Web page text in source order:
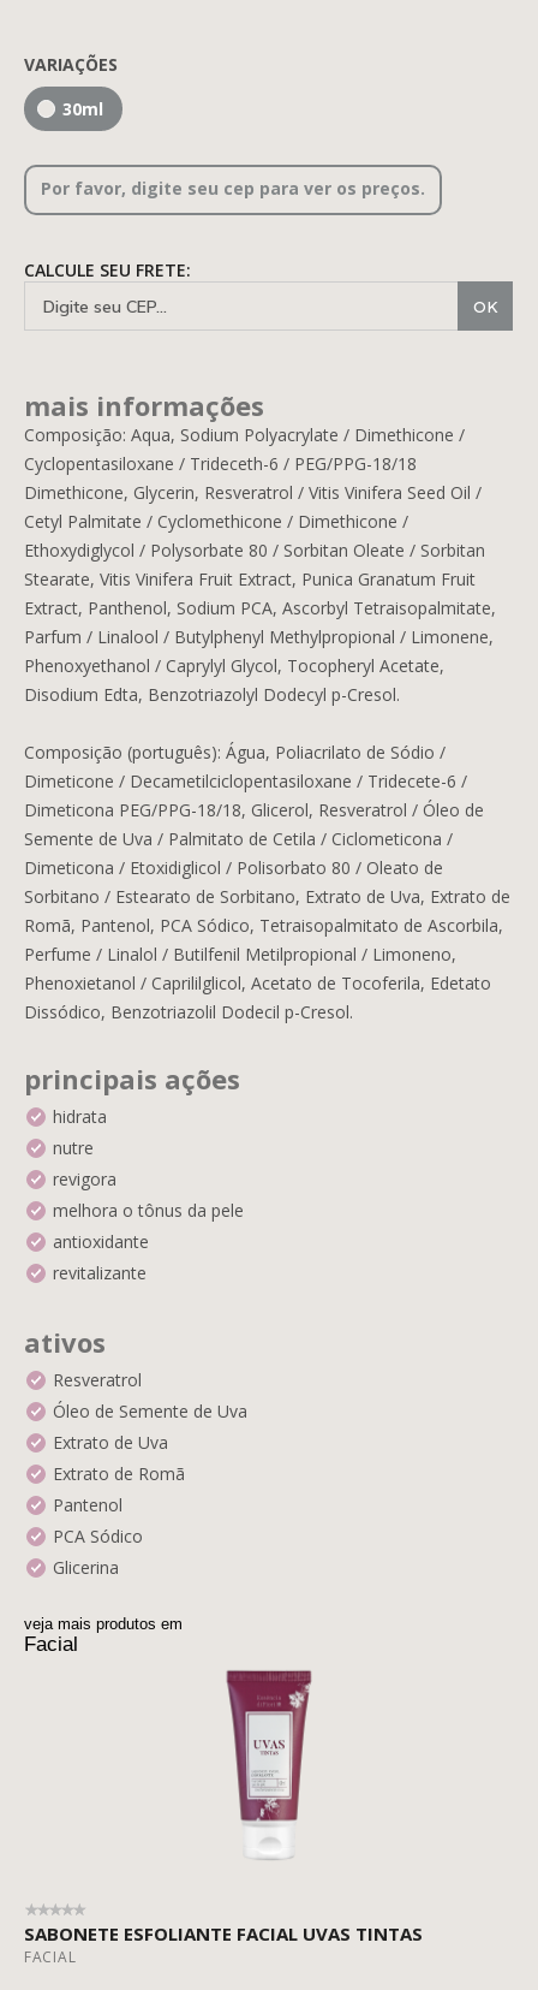
VARIAÇÕES
30ml
Por favor, digite seu cep para ver os preços.
CALCULE SEU FRETE:
mais informações
Composição: Aqua, Sodium Polyacrylate / Dimethicone /
Cyclopentasiloxane / Trideceth-6 / PEG/PPG-18/18
Dimethicone, Glycerin, Resveratrol / Vitis Vinifera Seed Oil /
Cetyl Palmitate / Cyclomethicone / Dimethicone /
Ethoxydiglycol / Polysorbate 80 / Sorbitan Oleate / Sorbitan
Stearate, Vitis Vinifera Fruit Extract, Punica Granatum Fruit
Extract, Panthenol, Sodium PCA, Ascorbyl Tetraisopalmitate,
Parfum / Linalool / Butylphenyl Methylpropional / Limonene,
Phenoxyethanol / Caprylyl Glycol, Tocopheryl Acetate,
Disodium Edta, Benzotriazolyl Dodecyl p-Cresol.
Composição (português): Água, Poliacrilato de Sódio /
Dimeticone / Decametilciclopentasiloxane / Tridecete-6 /
Dimeticona PEG/PPG-18/18, Glicerol, Resveratrol / Óleo de
Semente de Uva / Palmitato de Cetila / Ciclometicona /
Dimeticona / Etoxidiglicol / Polisorbato 80 / Oleato de
Sorbitano / Estearato de Sorbitano, Extrato de Uva, Extrato de
Romã, Pantenol, PCA Sódico, Tetraisopalmitato de Ascorbila,
Perfume / Linalol / Butilfenil Metilpropional / Limoneno,
Phenoxietanol / Caprililglicol, Acetato de Tocoferila, Edetato
Dissódico, Benzotriazolil Dodecil p-Cresol.
principais ações
hidrata
nutre
revigora
melhora o tônus da pele
antioxidante
revitalizante
ativos
Resveratrol
Óleo de Semente de Uva
Extrato de Uva
Extrato de Romã
Pantenol
PCA Sódico
Glicerina
veja mais produtos em
Facial
SABONETE ESFOLIANTE FACIAL UVAS TINTAS
FACIAL